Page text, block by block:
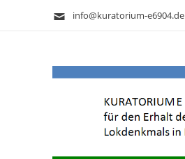
info@kuratorium-e6904.de